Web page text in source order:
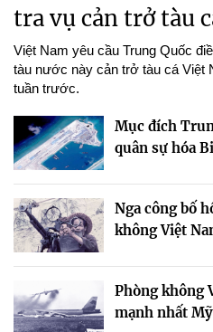
tra vụ cản trở tàu
Việt Nam yêu cầu Trung Quốc
tàu nước này cản trở tàu cá Việt
tuần trước.
Mục đích
quân sự hóa
Nga công bố
không Việt
Phòng không
mạnh nhất Mỹ